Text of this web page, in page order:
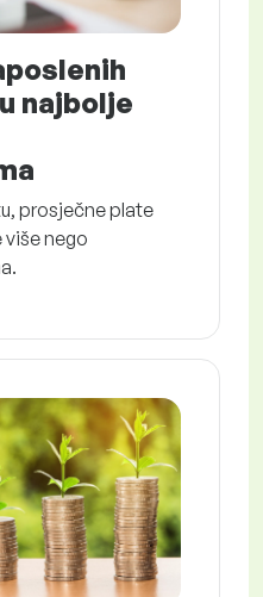
najbolje
prosječne plate
više nego